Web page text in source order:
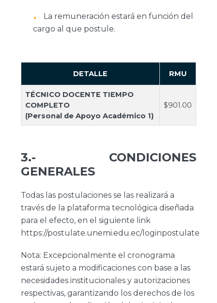
La remuneración estará en función del
cargo al que postule.
DETALLE RMU
TÉCNICO DOCENTE TIEMPO
COMPLETO
(Personal de Apoyo Académico 1)
$901.00
3.- CONDICIONES
GENERALES
Todas las postulaciones se las realizará a
través de la plataforma tecnológica diseñada
para el efecto, en el siguiente link
https://postulate.unemi.edu.ec/loginpostulate
Nota: Excepcionalmente el cronograma
estará sujeto a modificaciones con base a las
necesidades institucionales y autorizaciones
respectivas, garantizando los derechos de los